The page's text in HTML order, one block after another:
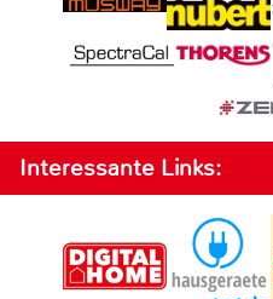
Interessante Links: